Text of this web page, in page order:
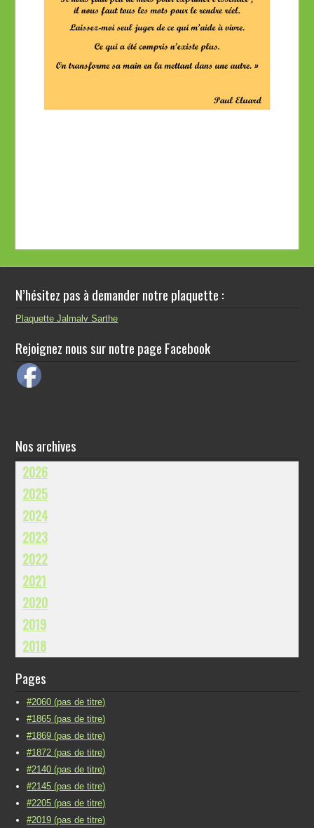
N’hésitez pas à demander notre plaquette :
Plaquette Jalmalv Sarthe
Rejoignez nous sur notre page Facebook
Nos archives
2026
2025
2024
2023
2022
2021
2020
2019
2018
Pages
#2060 (pas de titre)
#1865 (pas de titre)
#1869 (pas de titre)
#1872 (pas de titre)
#2140 (pas de titre)
#2145 (pas de titre)
#2205 (pas de titre)
#2019 (pas de titre)